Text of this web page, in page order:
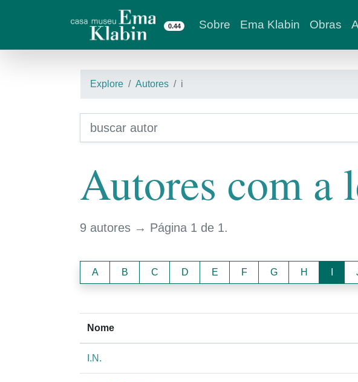
0.44 Sobre Ema Klabin Obras
Explore Autores i
Autores com a
9 autores → Página 1 de 1.
A B C D E F G H
Nome
I.N.